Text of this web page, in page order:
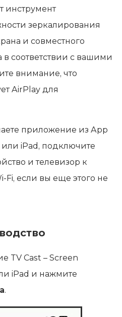
инструмент
зеркалирования
и совместного
в соответствии с вашими
внимание, что
AirPlay для
приложение из App
iPad, подключите
и телевизор к
если вы еще этого не
TV Cast – Screen
iPad и нажмите
.